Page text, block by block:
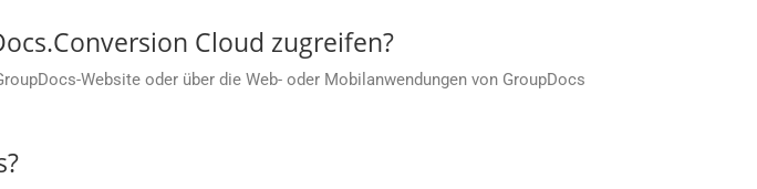
Cloud zugreifen?
Website oder über die Web- oder Mobilanwendungen von GroupDocs